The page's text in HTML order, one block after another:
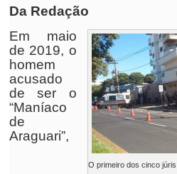
Da Redação
O primeiro dos cinco
Em maio
de 2019, o
homem
acusado
de ser o
“Maníaco
de
Araguari”,